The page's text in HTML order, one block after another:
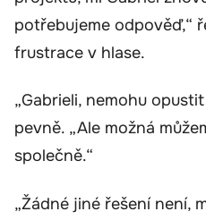
potřebujeme odpověď,“
frustrace v hlase.
„Gabrieli, nemohu
pevně. „Ale možná
společně.“
„Žádné jiné řešení není,